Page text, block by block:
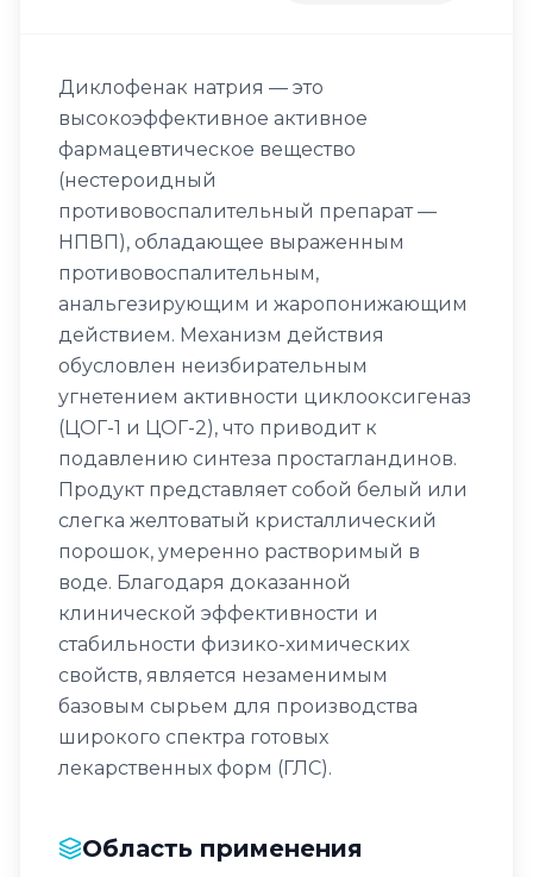
Диклофенак натрия — это
высокоэффективное активное
фармацевтическое вещество
(нестероидный
противовоспалительный препарат —
НПВП), обладающее выраженным
противовоспалительным,
анальгезирующим и жаропонижающим
действием. Механизм действия
обусловлен неизбирательным
угнетением активности циклооксигеназ
(ЦОГ-1 и ЦОГ-2), что приводит к
подавлению синтеза простагландинов.
Продукт представляет собой белый или
слегка желтоватый кристаллический
порошок, умеренно растворимый в
воде. Благодаря доказанной
клинической эффективности и
стабильности физико-химических
свойств, является незаменимым
базовым сырьем для производства
широкого спектра готовых
лекарственных форм (ГЛС).
Область применения